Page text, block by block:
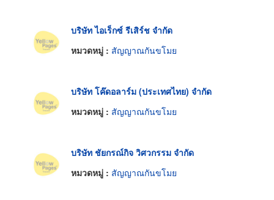
บริษัท ไอเร็กซ์ รีเสิร์ช จำกัด
หมวดหมู่ : สัญญาณกันขโมย
บริษัท โค๊ดอลาร์ม (ประเทศไทย) จำกัด
หมวดหมู่ : สัญญาณกันขโมย
บริษัท ชัยกรณ์กิจ วิศวกรรม จำกัด
หมวดหมู่ : สัญญาณกันขโมย